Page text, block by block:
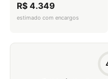
R$ 4.349
estimado com encargos